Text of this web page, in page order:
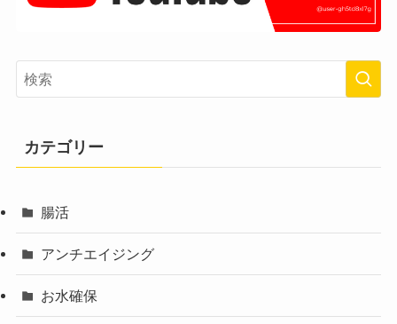
カテゴリー
腸活
アンチエイジング
お水確保